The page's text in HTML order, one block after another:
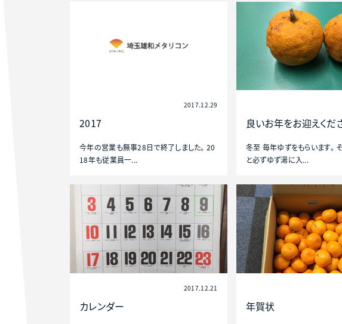
2017
2017.12.29
今年の営業も無事28日で終了しました。 20
18年も従業員一...
良いお年をお迎えくだ
冬至 毎年ゆずをもらいます。
と必ずゆず湯に入...
カレンダー
2017.12.21
年賀状